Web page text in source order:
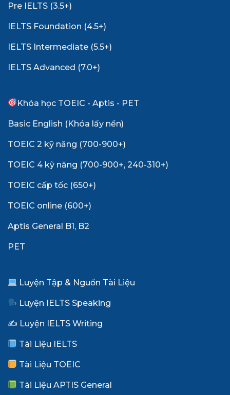
Pre IELTS (3.5+)
IELTS Foundation (4.5+)
IELTS Intermediate (5.5+)
IELTS Advanced (7.0+)
Khóa học TOEIC - Aptis - PET
Basic English (Khóa lấy nền)
TOEIC 2 kỹ năng (700-900+)
TOEIC 4 kỹ năng (700-900+, 240-310+)
TOEIC cấp tốc (650+)
TOEIC online (600+)
Aptis General B1, B2
PET
Luyện Tập & Nguồn Tài Liệu
Luyện IELTS Speaking
✍️ Luyện IELTS Writing
Tài Liệu IELTS
Tài Liệu TOEIC
Tài Liệu APTIS General